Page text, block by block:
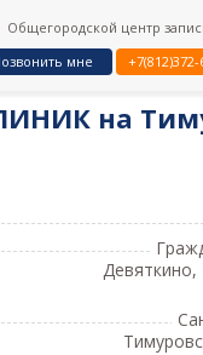
Общегородской центр
мне
+7(812)372-
на